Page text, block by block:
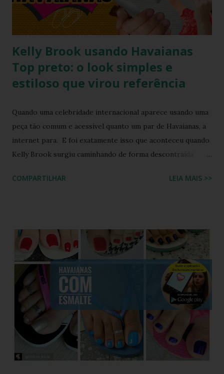
união perfeita entre a tradição nordestina e a modernidade
urbana que o seu guarda-ro...
Kelly Brook usando Havaianas
Top preto: o look simples e
estiloso que virou referência
Quando uma celebridade internacional aparece usando uma
peça tão comum e acessível quanto um par de Havaianas, a
internet para. E foi exatamente isso que aconteceu quando
Kelly Brook surgiu caminhando de forma descontraída
que se tornou rapidamente uma inspiração para fãs de
“estilo real da vida real”: confortável, descomplicado e
totalmente copiável. É aquele tipo de visual que mostra
que moda não precisa ser cara, extravagante ou complexa e
que até as celebridades mais glamourosas valorizam peças
acessíveis que todo mundo pode ter. Hoje você vai ver por
que esse look viralizou, como a atriz combinou o modelo
Top preto, por que celebridades adoram esse clássico
brasileiro e como você pode reproduzir o visual da Kelly
Brook com facilidade. Vamos mergu...
COMPARTILHAR LEIA MAIS >>